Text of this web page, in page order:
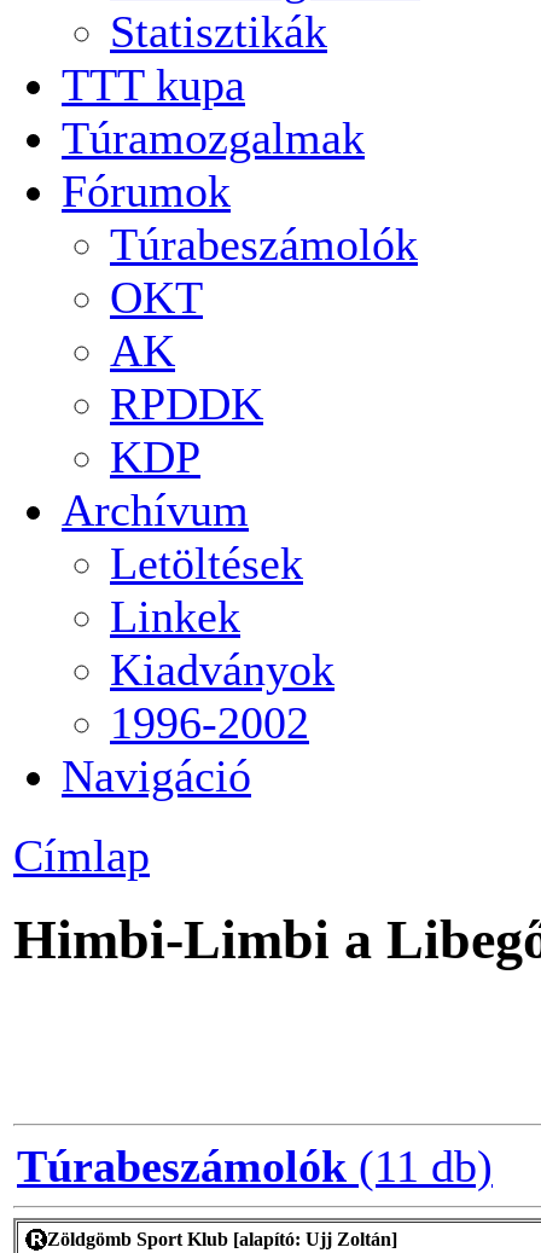
Statisztikák
TTT kupa
Túramozgalmak
Fórumok
Túrabeszámolók
OKT
AK
RPDDK
KDP
Archívum
Letöltések
Linkek
Kiadványok
1996-2002
Navigáció
Címlap
Himbi-Limbi a
Túrabeszámolók (11 db)
Zöldgömb Sport Klub [alapító: Ujj Zoltán]